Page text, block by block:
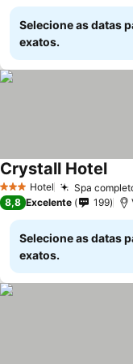
Selecione as datas
exatos.
3 EstrelasHotel Spa
Crystall HotelVer
8,8 Excelente 199
Selecione as datas
exatos.